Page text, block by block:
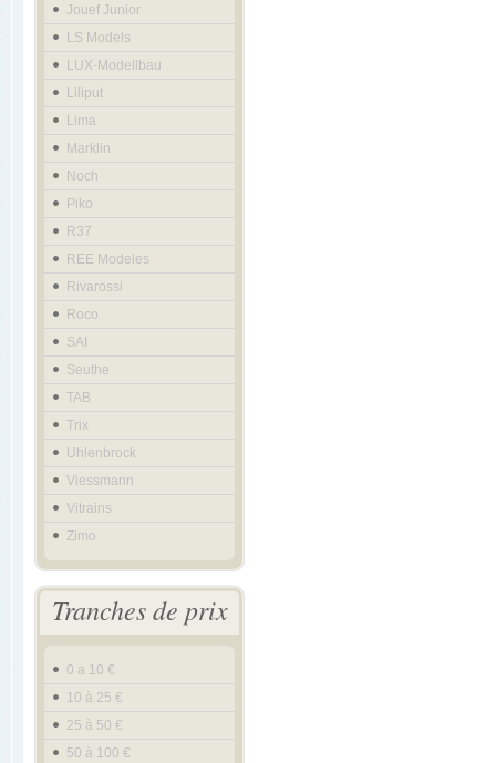
Jouef Junior
LS Models
LUX-Modellbau
Liliput
Lima
Marklin
Noch
Piko
R37
REE Modeles
Rivarossi
Roco
SAI
Seuthe
TAB
Trix
Uhlenbrock
Viessmann
Vitrains
Zimo
Tranches de prix
0 a 10 €
10 à 25 €
25 à 50 €
50 à 100 €